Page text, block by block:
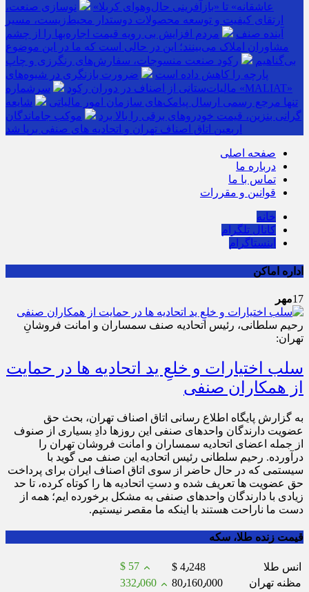
عاشقانه» تا «بازآفرینی حال‌وهوای کربلا»
نوسازی صنعت،
ارتقای کیفیت و توسعه محصولات دوستدار محیط‌زیست، مسیر
آینده صنف
مردم افزایش بی رویه قیمت اجاره‌بها را از چشم
مشاوران املاک می‌بینند؛ این در حالی است که ما در این موضوع
بی‌گناهیم
رکود صنعت منسوجات، سفارش‌های رنگرزی و چاپ
پارچه را کاهش داده است
ضرورت بازنگری در شیوه‌های
مالیات‌ستانی از اصناف در دوران رکود
سرشماره «MALIAT»
تنها مرجع رسمی ارسال پیامک‌های سازمان امور مالیاتی
شایعه
گرانی بنزین، قیمت خودروهای برقی را بالا برد
موکب جاماندگان
اربعین اتاق اصناف تهران و اتحادیه های صنفی برپا شد
صفحه اصلی
درباره ما
تماس با ما
قوانین و مقررات
خانه
کانال تلگرام
اینستاگرام
اداره اماکن
17مهر
رحیم سلطانی، رئیس اتحادیه صنف سمساران و امانت فروشانِ
تهران:
سلب اختیارات و خلعِ ید اتحادیه ها در حمایت
از همکاران صنفی
به گزارش پایگاه اطلاع رسانی اتاق اصناف تهران، بحث حق
عضویت دارندگان واحدهای صنفی این روزها دادِ بسیاری از صنوف
از جمله اعضای اتحادیه سمساران و امانت فروشان تهران را
درآورده. رحیم سلطانی رئیس اتحادیه این صنف می گوید با
سیستمی که در حال حاضر از سوی اتاق اصناف ایران برای پرداخت
حق عضویت ها تعریف شده و دستِ اتحادیه ها را کوتاه کرده، تا حد
زیادی با دارندگان واحدهای صنفی به مشکل برخورده ایم؛ همه از
دست ما ناراحت هستند با اینکه ما مقصر نیستیم.
قیمت زنده طلا، سکه
انس طلا $ 4٫248
$ 57
مظنه تهران
80٫160٫000
332٫060